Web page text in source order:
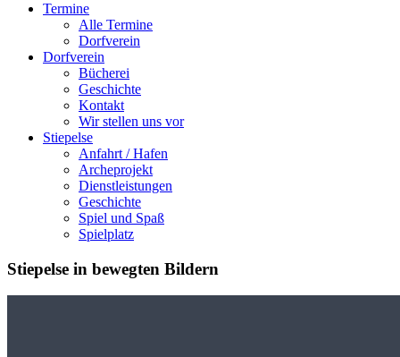
Termine
Alle Termine
Dorfverein
Dorfverein
Bücherei
Geschichte
Kontakt
Wir stellen uns vor
Stiepelse
Anfahrt / Hafen
Archeprojekt
Dienstleistungen
Geschichte
Spiel und Spaß
Spielplatz
Stiepelse in bewegten Bildern